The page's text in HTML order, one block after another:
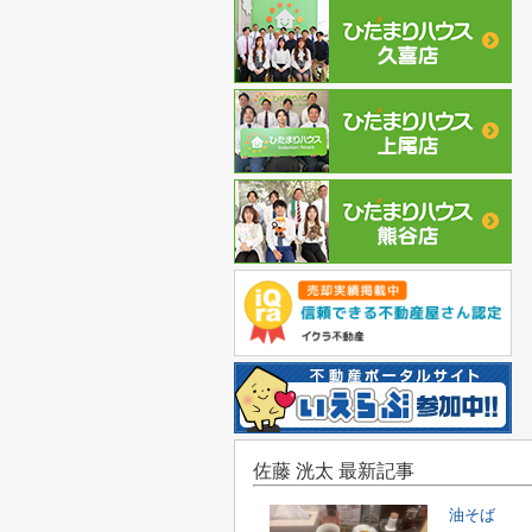
佐藤 洸太 最新記事
油そば